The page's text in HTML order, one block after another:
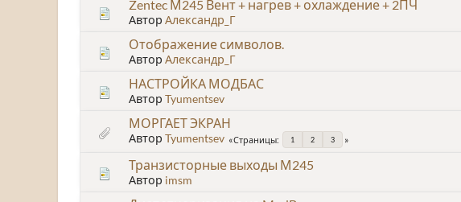
Zentec М245 Вент + нагрев + охлаждение + 2ПЧ
Автор Александр_Г
Отображение символов.
Автор Александр_Г
НАСТРОЙКА МОДБАС
Автор Tyumentsev
МОРГАЕТ ЭКРАН
Автор Tyumentsev Страницы 1 2 3
Транзисторные выходы М245
Автор imsm